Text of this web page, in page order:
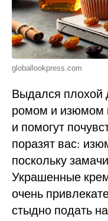
globallookpress.com
Выдался плохой
ромом и изюмом
и помогут
поразят вас:
поскольку
Украшенные
очень
стыдно подать